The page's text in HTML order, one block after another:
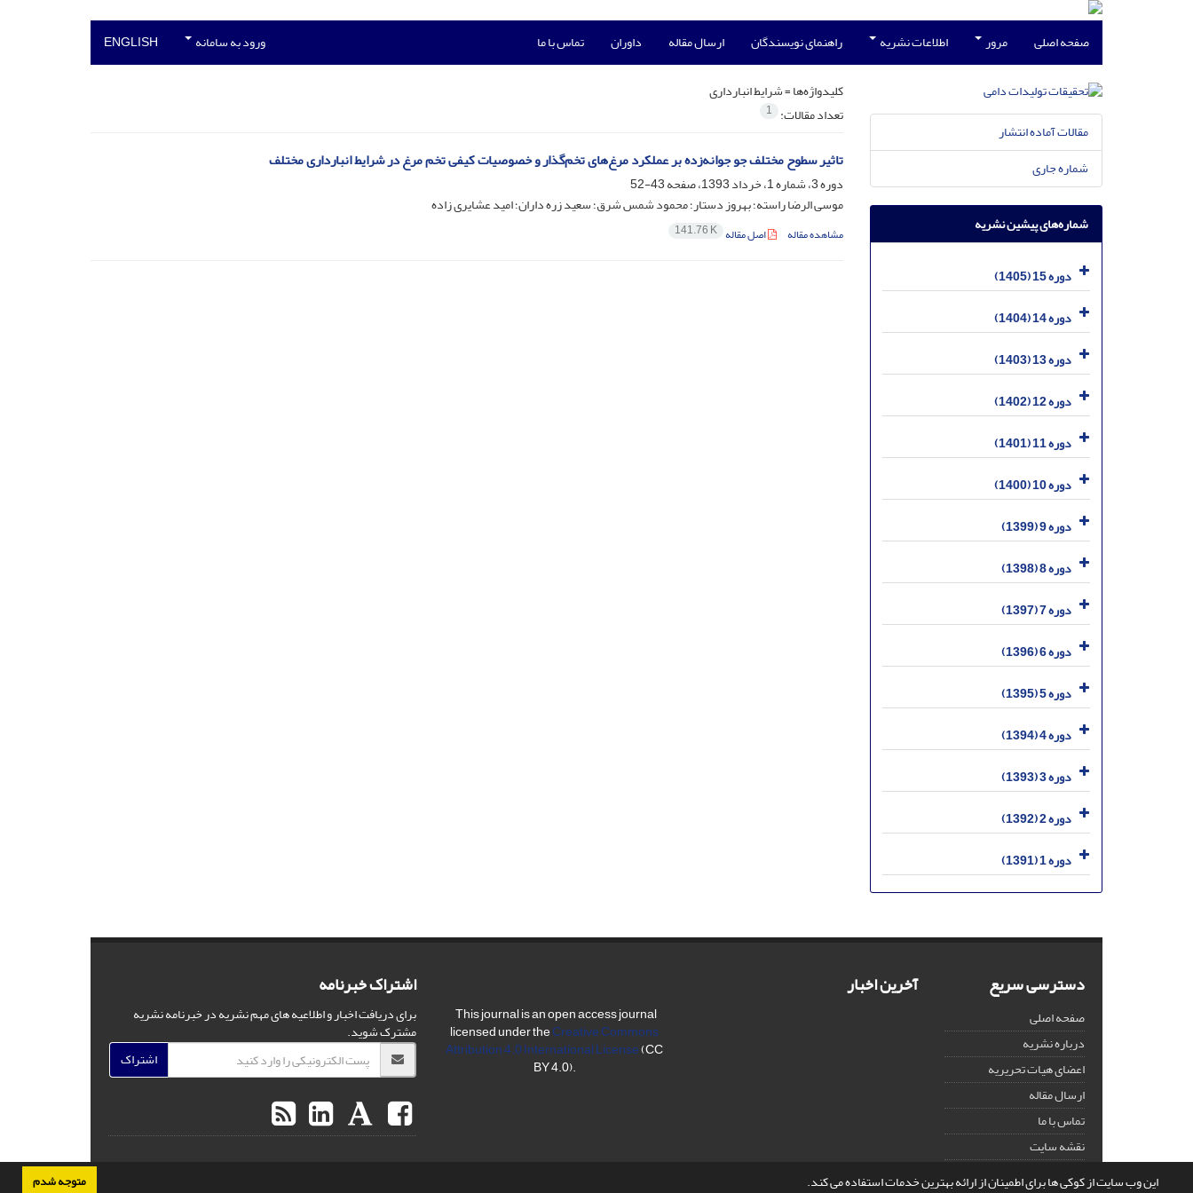
این وب سایت از کوکی ها برای اطمینان از ارائه بهترین خدمات استفاده می کند. متوجه شدم
صفحه اصلی مرور اطلاعات نشریه راهنمای نویسندگان ارسال مقاله داوران تماس با ما ورود به سامانه ENGLISH
کلیدواژه‌ها =شرایط انبارداری
تعداد مقالات: 1
تاثیر سطوح مختلف جو جوانه‌زده بر عملکرد مرغ‌های تخم‌گذار و خصوصیات کیفی تخم مرغ در شرایط انبارداری مختلف
دوره 3، شماره 1، خرداد 1393، صفحه
43-52
موسی الرضا راسته؛ بهروز دستار؛ محمود شمس شرق؛ سعید زره داران؛ امید عشایری زاده
مشاهده مقاله اصل مقاله 141.76 K
مقالات آماده انتشار
شماره جاری
شماره‌های پیشین نشریه
دوره 15 (1405)
دوره 14 (1404)
دوره 13 (1403)
دوره 12 (1402)
دوره 11 (1401)
دوره 10 (1400)
دوره 9 (1399)
دوره 8 (1398)
دوره 7 (1397)
دوره 6 (1396)
دوره 5 (1395)
دوره 4 (1394)
دوره 3 (1393)
دوره 2 (1392)
دوره 1 (1391)
دسترسی سریع
صفحه اصلی
درباره نشریه
اعضای هیات تحریریه
ارسال مقاله
تماس با ما
نقشه سایت
آخرین اخبار
This journal is an open access journal
licensed under theCreative Commons
Attribution 4.0 International License(CC
BY 4.0).
اشتراک خبرنامه
برای دریافت اخبار و اطلاعیه های مهم نشریه در خبرنامه نشریه
مشترک شوید.
اشتراک